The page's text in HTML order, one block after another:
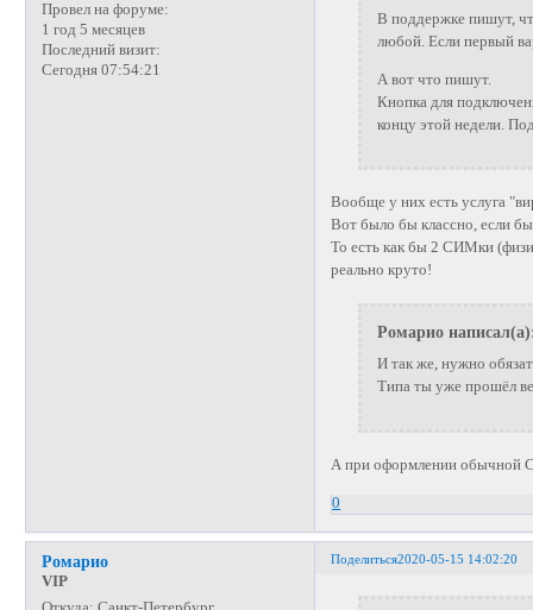
Провел на форуме:
1 год 5 месяцев
Последний визит:
Сегодня 07:54:21
В поддержке пишут,
любой. Если первый
А вот что пишут.
Кнопка для
концу этой недели.
Вообще у них есть услуга
Вот было бы классно, если
То есть как бы 2 СИМки
реально круто!
Ромарио
И так же, нужно
Типа ты уже прошёл
А при оформлении обычной
0
Поделиться2020-05-15 14:02:20
Ромарио
VIP